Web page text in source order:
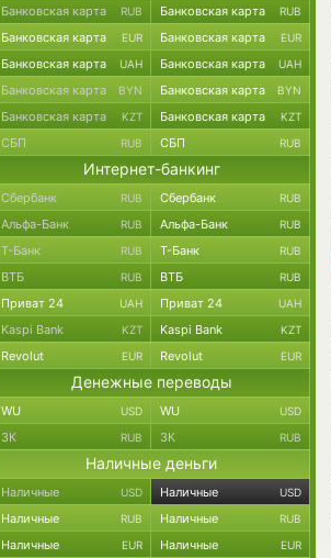
Банковская карта RUB Банковская карта RUB
Банковская карта EUR Банковская карта EUR
Банковская карта UAH Банковская карта UAH
Банковская карта BYN Банковская карта BYN
Банковская карта KZT Банковская карта KZT
СБП RUB СБП RUB
Интернет-банкинг
Сбербанк RUB Сбербанк RUB
Альфа-Банк RUB Альфа-Банк RUB
Т-Банк RUB Т-Банк RUB
ВТБ RUB ВТБ RUB
Приват 24 UAH Приват 24 UAH
Kaspi Bank KZT Kaspi Bank KZT
Revolut EUR Revolut EUR
Денежные переводы
WU USD WU USD
ЗК RUB ЗК RUB
Наличные деньги
Наличные USD Наличные USD
Наличные RUB Наличные RUB
Наличные EUR Наличные EUR